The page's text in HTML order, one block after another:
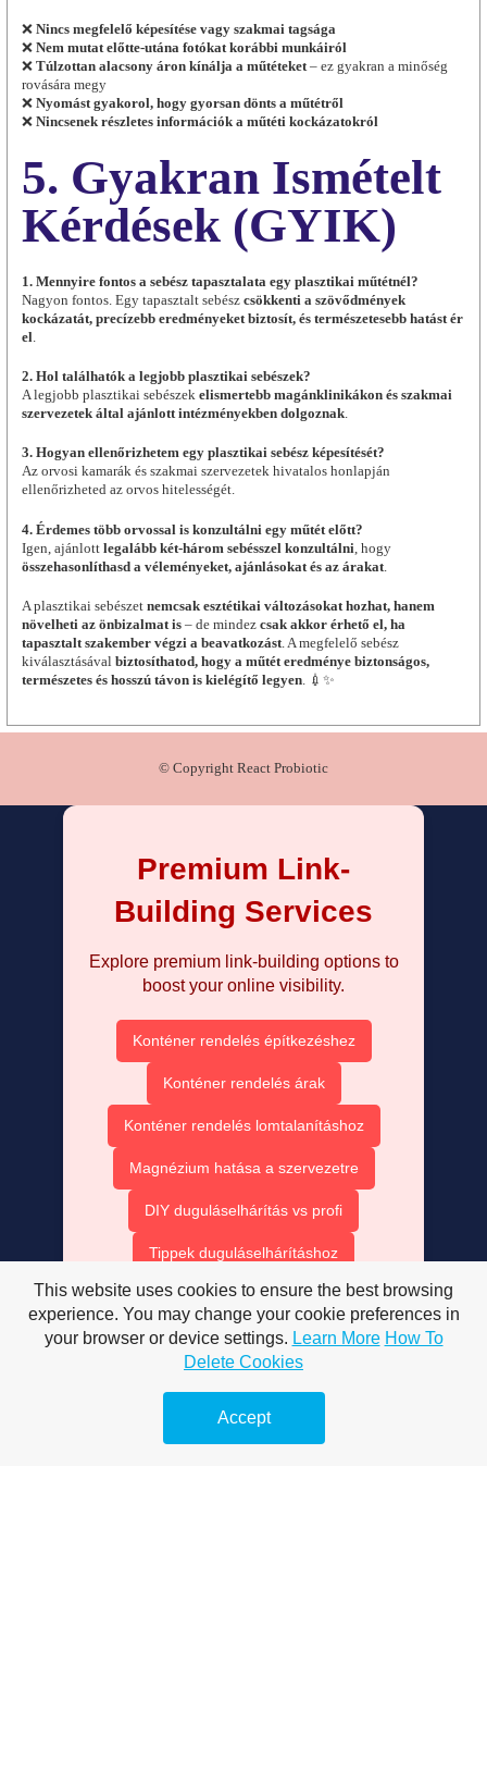
❌Nincs megfelelő képesítése vagy szakmai tagsága
❌Nem mutat előtte-utána fotókat korábbi munkáiról
❌Túlzottan alacsony áron kínálja a műtéteket– ez gyakran a minőség
rovására megy
❌Nyomást gyakorol, hogy gyorsan dönts a műtétről
❌Nincsenek részletes információk a műtéti kockázatokról
5. Gyakran Ismételt
Kérdések (GYIK)
1. Mennyire fontos a sebész tapasztalata egy plasztikai műtétnél?
Nagyon fontos. Egy tapasztalt sebészcsökkenti a szövődmények
kockázatát, precízebb eredményeket biztosít, és természetesebb hatást ér
el.
2. Hol találhatók a legjobb plasztikai sebészek?
A legjobb plasztikai sebészekelismertebb magánklinikákon és szakmai
szervezetek által ajánlott intézményekben dolgoznak.
3. Hogyan ellenőrizhetem egy plasztikai sebész képesítését?
Az orvosi kamarák és szakmai szervezetek hivatalos honlapján
ellenőrizheted az orvos hitelességét.
4. Érdemes több orvossal is konzultálni egy műtét előtt?
Igen, ajánlottlegalább két-három sebésszel konzultálni , hogy
összehasonlíthasd a véleményeket, ajánlásokat és az árakat
A plasztikai sebészetnemcsak esztétikai változásokat hozhat, hanem
növelheti az önbizalmat is – de mindezcsak akkor érhető el, ha
tapasztalt szakember végzi a beavatkozást . A megfelelő sebész
kiválasztásávalbiztosíthatod, hogy a műtét eredménye biztonságos,
természetes és hosszú távon is kielégítő legyen . 💉✨
© Copyright React Probiotic
Premium Link-
Building Services
Explore premium link-building options to
boost your online visibility.
Konténer rendelés építkezéshez
Konténer rendelés árak
Konténer rendelés lomtalanításhoz
Magnézium hatása a szervezetre
DIY duguláselhárítás vs profi
Tippek duguláselhárításhoz
Kültéri dugulások megelőzése
Megoldások duguláselhárításra
Lomtalanítás után
This website uses cookies to ensure the best browsing
experience. You may change your cookie preferences in
your browser or device settings. Learn More How To
Delete Cookies
Accept